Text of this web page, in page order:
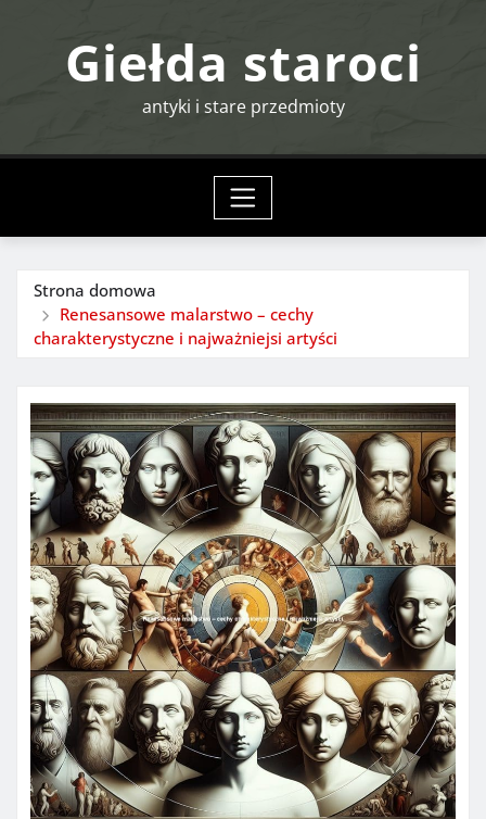
Giełda staroci
antyki i stare przedmioty
Strona domowa
Renesansowe malarstwo – cechy
charakterystyczne i najważniejsi artyści